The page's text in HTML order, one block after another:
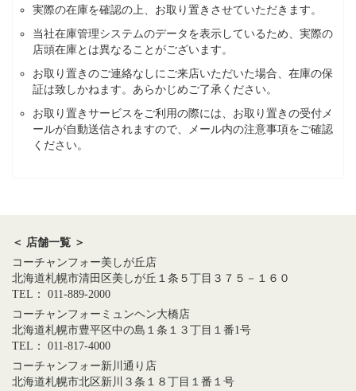
実際の在庫を確認の上、お取り置きさせていただきます。
当社在庫管理システムのデータを表示しているため、実際の
店頭在庫とは異なることがございます。
お取り置きのご連絡なしにご来店いただいた場合、在庫の保
証は致しかねます。あらかじめご了承ください。
お取り置きサービスをご利用の際には、お取り置きの受付メ
ールが自動送信されますので、メール内の注意事項をご確認
ください。
＜ 店舗一覧 ＞
コーチャンフォー美しが丘店
北海道札幌市清田区美しが丘１条５丁目３７５－１６０
TEL： 011-889-2000
コーチャンフォーミュンヘン大橋店
北海道札幌市豊平区中の島１条１３丁目１番1号
TEL： 011-817-4000
コーチャンフォー新川通り店
北海道札幌市北区新川３条１８丁目１番１号